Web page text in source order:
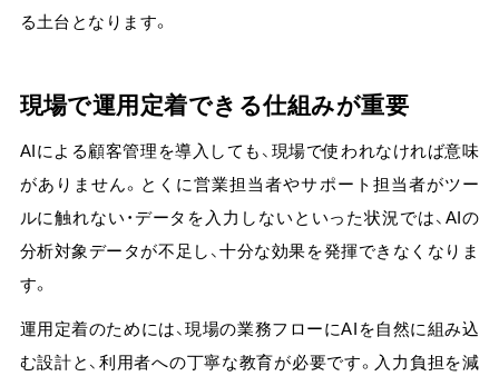
る土台となります。
現場で運用定着できる仕組みが重要
AIによる顧客管理を導入しても、現場で使われなければ意味
がありません。とくに営業担当者やサポート担当者がツー
ルに触れない・データを入力しないといった状況では、AIの
分析対象データが不足し、十分な効果を発揮できなくなりま
す。
運用定着のためには、現場の業務フローにAIを自然に組み込
む設計と、利用者への丁寧な教育が必要です。入力負担を減